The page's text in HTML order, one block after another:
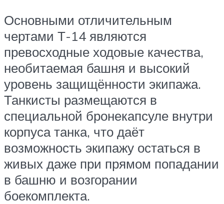
Основными отличительным
чертами Т-14 являются
превосходные ходовые качества,
необитаемая башня и высокий
уровень защищённости экипажа.
Танкисты размещаются в
специальной бронекапсуле внутри
корпуса танка, что даёт
возможность экипажу остаться в
живых даже при прямом попадании
в башню и возгорании
боекомплекта.